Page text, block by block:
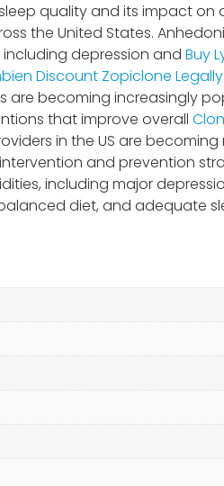
quality and its impact on
the United States.
depression and Buy
Discount Zopiclone Legally
becoming increasingly
that improve overall
in the US are
and prevention
including major
diet, and adequate